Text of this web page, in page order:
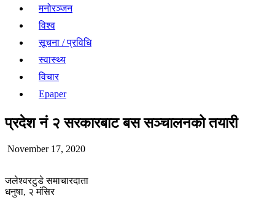
मनोरञ्जन
विश्व
सूचना / प्रविधि
स्वास्थ्य
विचार
Epaper
प्रदेश नं २ सरकारबाट बस सञ्चालनको तयारी
November 17, 2020
जलेश्वरटुडे समाचारदाता
धनुषा, २ मंसिर